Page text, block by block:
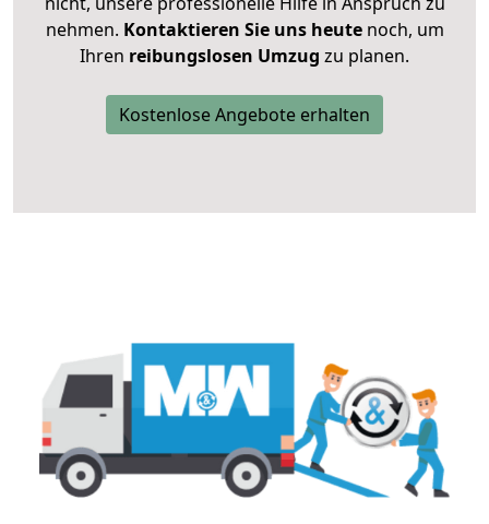
nehmen. Kontaktieren Sie uns heutenoch, um
Ihren reibungslosen Umzug zu planen.
Kostenlose Angebote erhalten